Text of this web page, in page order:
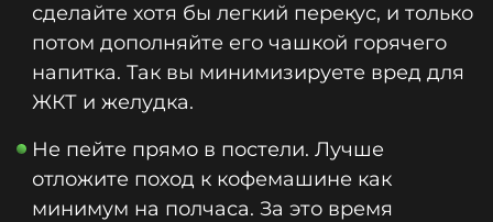
сделайте хотя бы легкий перекус, и только
потом дополняйте его чашкой горячего
напитка. Так вы минимизируете вред для
ЖКТ и желудка.
Не пейте прямо в постели. Лучше
отложите поход к кофемашине как
минимум на полчаса. За это время